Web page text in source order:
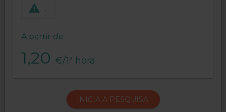
.
A partir de
1,20 €/1ª hora
INICIA A PESQUISA!